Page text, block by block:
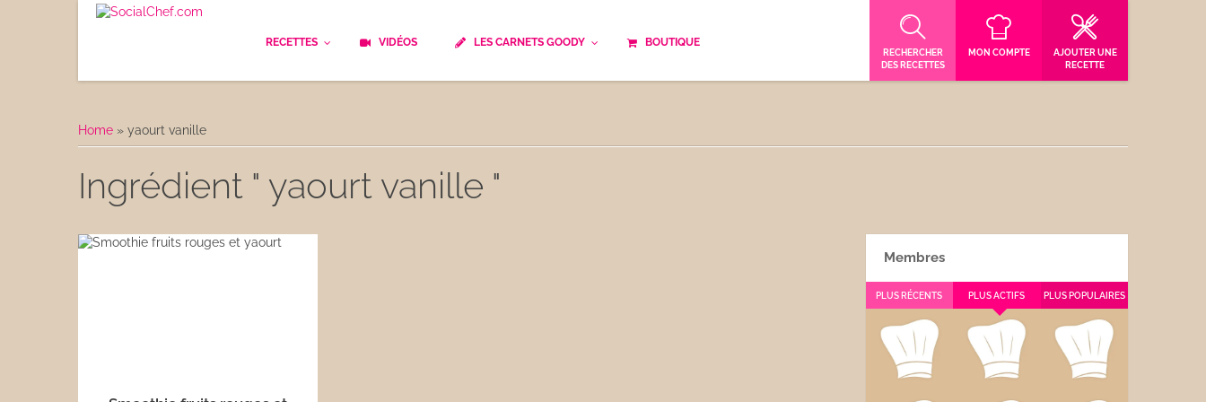
RECETTES
Le Pain
Apéritifs
Déjeuner
Cuisine française traditionnelle
VIDÉOS LES CARNETS GOODY
Spécialité culinaire
Les astuces Goody
BOUTIQUE
RECHERCHER
DES RECETTES
MON COMPTE
AJOUTER UNE
RECETTE
Home » yaourt vanille
Ingrédient " yaourt vanille "
Membres
PLUS RÉCENTS PLUS ACTIFS PLUS POPULAIRES